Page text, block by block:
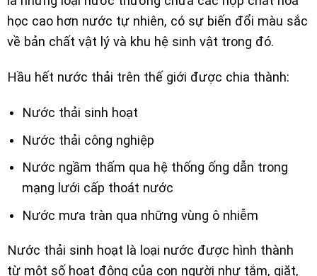
học cao hơn nước tự nhiên, có sự biến đổi màu sắc
về bản chất vật lý và khu hệ sinh vật trong đó.
Hầu hết nước thải trên thế giới được chia thành:
Nước thải sinh hoạt
Nước thải công nghiệp
Nước ngầm thấm qua hệ thống ống dẫn trong
mạng lưới cấp thoát nước
Nước mưa tràn qua những vùng ô nhiễm
Nước thải sinh hoạt là loại nước được hình thành
từ một số hoạt động của con người như tắm, giặt,